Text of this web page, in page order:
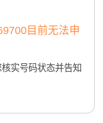
目前无法申
实号码状态并告知